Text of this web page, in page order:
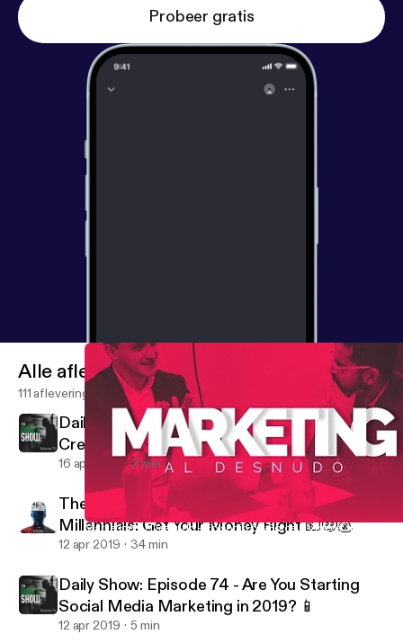
Probeer gratis
Marketing Al Desnudo - Episodio 5: ¿Fotos o Videos? Parte Tres
The Truth About Network Marketing
Alle afleveringen
111 afleveringen
Daily Show: Episode 75 - How To Get
Creative 🎨🖌
16 apr 2019 2 min
The Millennial Mindset: Episode 4 -
Millennials: Get Your Money Right 💵🤑💰
12 apr 2019 34 min
Daily Show: Episode 74 - Are You Starting
Social Media Marketing in 2019? 📱
12 apr 2019 5 min